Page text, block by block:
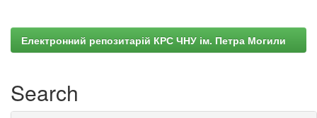
Електронний репозитарій КРС ЧНУ ім. Петра Могили
Search